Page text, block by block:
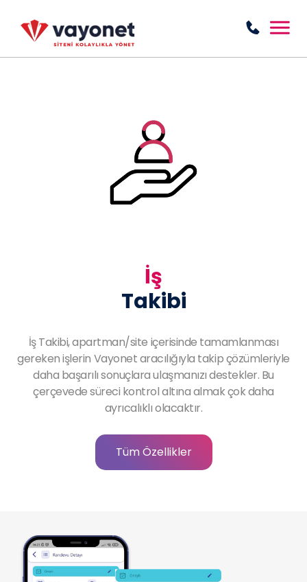
İş
Takibi
İş Takibi, apartman/site içerisinde tamamlanması
gereken işlerin Vayonet aracılığıyla takip çözümleriyle
daha başarılı sonuçlara ulaşmanızı destekler. Bu
çerçevede süreci kontrol altına almak çok daha
ayrıcalıklı olacaktır.
Tüm Özellikler